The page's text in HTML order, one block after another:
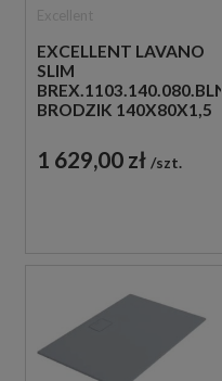
EXCELLENT LAVANO
SLIM
BREX.1103.140.080.BLN
BRODZIK 140X80X1,5
1 629,00 zł szt.